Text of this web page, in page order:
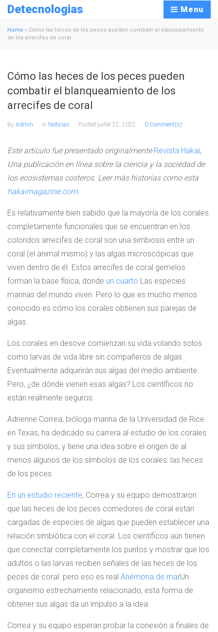
Detecnologias Menu
Home » Cómo las heces de los peces pueden combatir el blanqueamiento
de los arrecifes de coral
Cómo las heces de los peces pueden
combatir el blanqueamiento de los
arrecifes de coral
By Admin In Noticias Posted juillet 22, 2022 0 Comment(s)
Este artículo fue presentado originalmente Revista Hakai,
Una publicación en línea sobre la ciencia y la sociedad de
los ecosistemas costeros. Leer más historias como esta
hakaimagazine.com.
Es relativamente bien sabido que la mayoría de los corales
completamente funcionales que se encuentran en los
coloridos arrecifes de coral son una simbiosis entre un
coral (el animal mismo) y las algas microscópicas que
viven dentro de él. Estos arrecifes de coral gemelos
forman la base física, donde un cuarto Las especies
marinas del mundo viven. Pero lo que es mucho menos
conocido es cómo los corales obtienen sus parejas de
algas.
Los corales en desove comienzan su vida volando solos
como larvas de vida libre sin compañeros de algas.
Eventualmente adquirirán sus algas del medio ambiente.
Pero, ¿de dónde vienen esas algas? Los científicos no
están realmente seguros.
Adrienne Correa, bióloga marina de la Universidad de Rice
en Texas, ha dedicado su carrera al estudio de los corales
y sus símbolos, y tiene una idea sobre el origen de al
menos algunos de los símbolos de los corales: las heces
de los peces.
En un estudio reciente, Correa y su equipo demostraron
que las heces de los peces comedores de coral están
cargadas de especies de algas que pueden establecer una
relación simbiótica con el coral. Los científicos aún tienen
que conectar completamente los puntos y mostrar que los
adultos o las larvas reciben señales de las heces de los
peces de coral. pero eso es real Anémona de marUn
organismo estrechamente relacionado, esta forma de
obtener sus algas da un impulso a la idea.
Correa y su equipo esperan probar la conexión a finales de